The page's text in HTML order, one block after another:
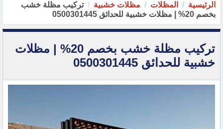
الرئيسية المظلات مظلات خشبية
تركيب مظلة خشب
بخصم 20% | مظلات خشبية للحدائق 0500301445
تركيب مظلة خشب بخصم 20% | مظلات
خشبية للحدائق 0500301445